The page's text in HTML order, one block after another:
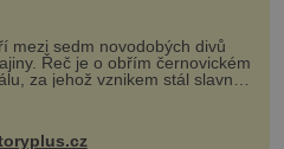
mezi sedm novodobých divů
Řeč je o obřím černovickém
za jehož vznikem stál slavný
architekt Josef Hlávka. Ten si
dal mimořádně záležet. Jeho